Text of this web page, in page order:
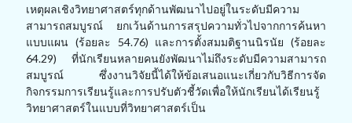
เหตุผลเชิงวิทยาศาสตร์ทุกด้านพัฒนาไปอยู่ในระดับมีความ
สามารถสมบูรณ์ ยกเว้นด้านการสรุปความทั่วไปจากการค้นหา
แบบแผน (ร้อยละ 54.76) และการตั้งสมมติฐานนิรนัย (ร้อยละ
64.29) ที่นักเรียนหลายคนยังพัฒนาไม่ถึงระดับมีความสามารถ
สมบูรณ์ ซึ่งงานวิจัยนี้ได้ให้ข้อเสนอแนะเกี่ยวกับวิธีการจัด
กิจกรรมการเรียนรู้และการปรับตัวชี้วัดเพื่อให้นักเรียนได้เรียนรู้
วิทยาศาสตร์ในแบบที่วิทยาศาสตร์เป็น